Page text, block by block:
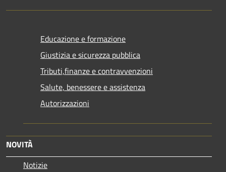
Educazione e formazione
Giustizia e sicurezza pubblica
Tributi,finanze e contravvenzioni
Salute, benessere e assistenza
Autorizzazioni
NOVITÀ
Notizie